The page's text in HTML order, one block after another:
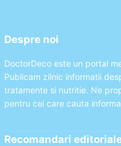
Despre noi
DoctorDeco este un portal
Publicam zilnic informatii
tratamente si nutritie. Ne
pentru cei care cauta
Recomandari